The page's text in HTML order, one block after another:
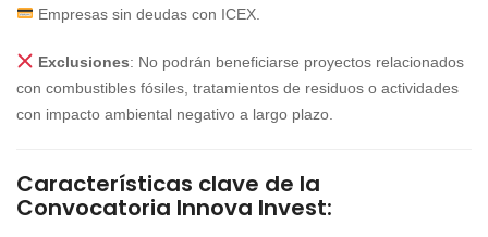
Empresas sin deudas con ICEX.
Exclusiones: No podrán beneficiarse proyectos relacionados
con combustibles fósiles, tratamientos de residuos o actividades
con impacto ambiental negativo a largo plazo.
Características clave de la
Convocatoria Innova Invest: